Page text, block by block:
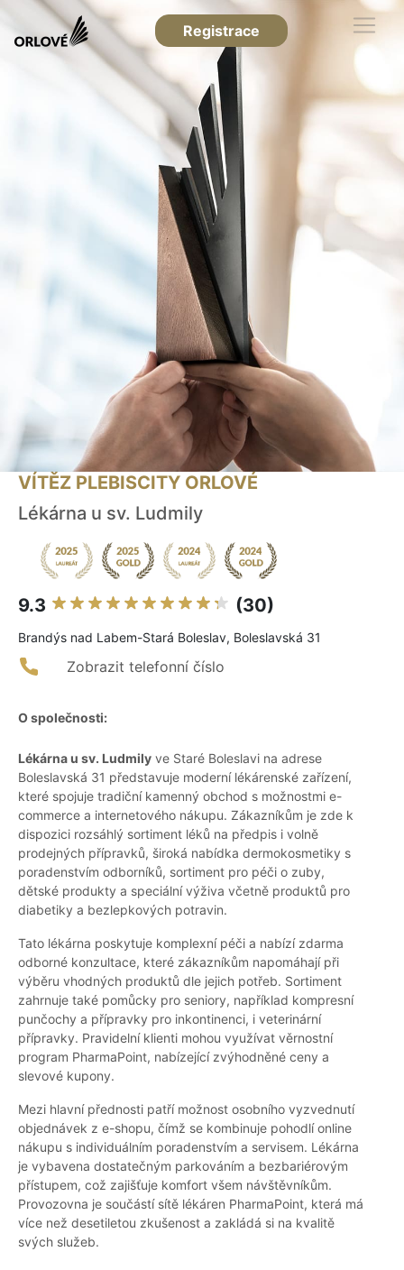
Registrace
VÍTĚZ PLEBISCITY ORLOVÉ
Lékárna u sv. Ludmily
9.3 (30)
Brandýs nad Labem-Stará Boleslav, Boleslavská 31
Zobrazit telefonní číslo
O společnosti:
Lékárna u sv. Ludmily ve Staré Boleslavi na adrese
Boleslavská 31 představuje moderní lékárenské zařízení,
které spojuje tradiční kamenný obchod s možnostmi e-
commerce a internetového nákupu. Zákazníkům je zde k
dispozici rozsáhlý sortiment léků na předpis i volně
prodejných přípravků, široká nabídka dermokosmetiky s
poradenstvím odborníků, sortiment pro péči o zuby,
dětské produkty a speciální výživa včetně produktů pro
diabetiky a bezlepkových potravin.
Tato lékárna poskytuje komplexní péči a nabízí zdarma
odborné konzultace, které zákazníkům napomáhají při
výběru vhodných produktů dle jejich potřeb. Sortiment
zahrnuje také pomůcky pro seniory, například kompresní
punčochy a přípravky pro inkontinenci, i veterinární
přípravky. Pravidelní klienti mohou využívat věrnostní
program PharmaPoint, nabízející zvýhodněné ceny a
slevové kupony.
Mezi hlavní přednosti patří možnost osobního vyzvednutí
objednávek z e-shopu, čímž se kombinuje pohodlí online
nákupu s individuálním poradenstvím a servisem. Lékárna
je vybavena dostatečným parkováním a bezbariérovým
přístupem, což zajišťuje komfort všem návštěvníkům.
Provozovna je součástí sítě lékáren PharmaPoint, která má
více než desetiletou zkušenost a zakládá si na kvalitě
svých služeb.